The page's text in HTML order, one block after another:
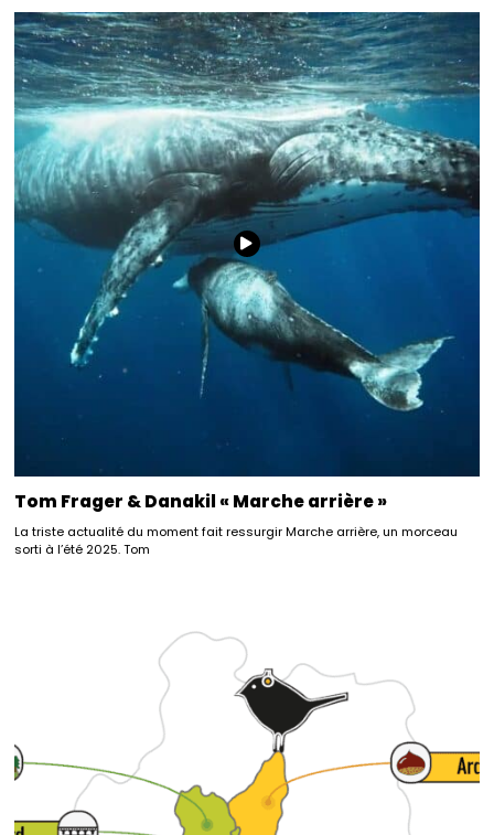
Tom Frager & Danakil « Marche arrière »
La triste actualité du moment fait ressurgir Marche arrière, un morceau
sorti à l’été 2025. Tom